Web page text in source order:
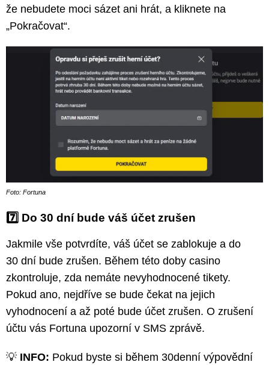
že nebudete moci sázet ani hrát, a kliknete na
„Pokračovat“.
Foto: Fortuna
7️⃣ Do 30 dní bude váš účet zrušen
Jakmile vše potvrdíte, váš účet se zablokuje a do
30 dní bude zrušen. Během této doby casino
zkontroluje, zda nemáte nevyhodnocené tikety.
Pokud ano, nejdříve se bude čekat na jejich
vyhodnocení a až poté bude účet zrušen. O zrušení
účtu vás Fortuna upozorní v SMS zprávě.
💡 INFO: Pokud byste si během 30denní výpovědní